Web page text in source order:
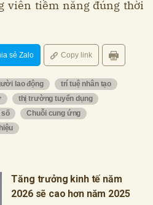
viên tiềm năng đúng thời
sẻ Zalo Copy link
lao động
trí tuệ nhân tạo
thị trường tuyển dụng
số
Chuỗi cung ứng
Tăng trưởng kinh tế năm
2026 sẽ cao hơn năm 2025